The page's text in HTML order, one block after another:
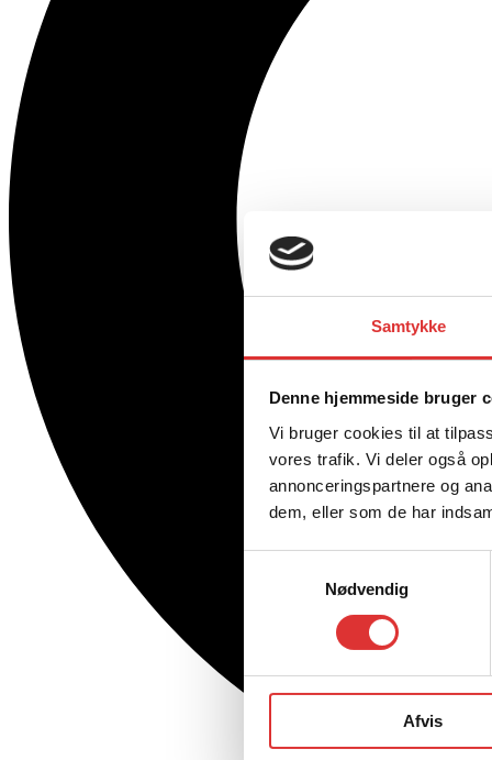
Samtykke
Denne hjemmeside bruger
Vi bruger cookies til at
vores trafik. Vi deler også
annonceringspartnere og
dem, eller som de har
Nødvendig
Afvis